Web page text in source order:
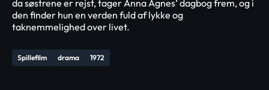
Spillefilm drama 1972
da søstrene er rejst, tager Anna Agnes’ dagbog frem, og i
den finder hun en verden fuld af lykke og
taknemmelighed over livet.